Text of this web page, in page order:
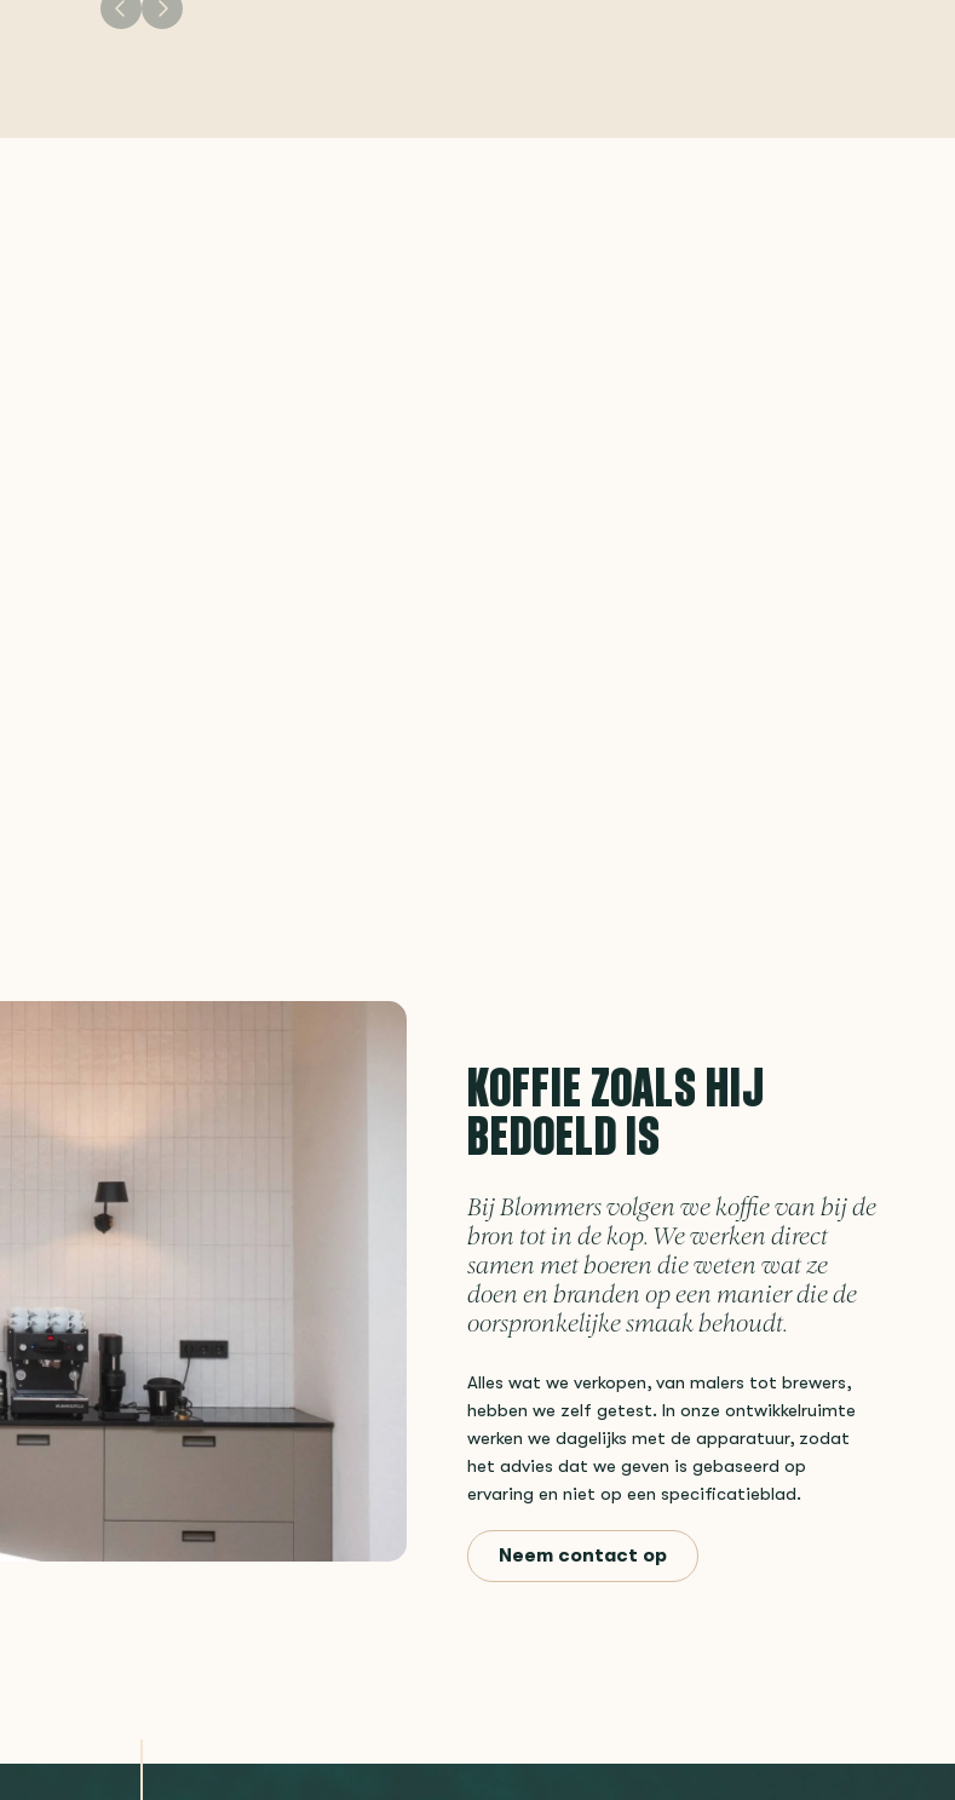
KOFFIE ZOALS HIJ
BEDOELD IS
Bij Blommers volgen we koffie van bij de
bron tot in de kop. We werken direct
samen met boeren die weten wat ze
doen en branden op een manier die de
oorspronkelijke smaak behoudt.
Alles wat we verkopen, van malers tot brewers,
hebben we zelf getest. In onze ontwikkelruimte
werken we dagelijks met de apparatuur, zodat
het advies dat we geven is gebaseerd op
ervaring en niet op een specificatieblad.
Neem contact op